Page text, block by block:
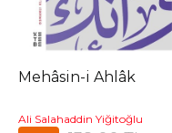
Mehâsin-i Ahlâk
Ali Salahaddin Yiğitoğlu